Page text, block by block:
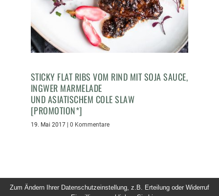
STICKY FLAT RIBS VOM RIND MIT SOJA SAUCE,
INGWER MARMELADE
UND ASIATISCHEM COLE SLAW
[PROMOTION*]
19. Mai 2017| 0 Kommentare
Zum Ändern Ihrer Datenschutzeinstellung, z.B. Erteilung oder Widerruf